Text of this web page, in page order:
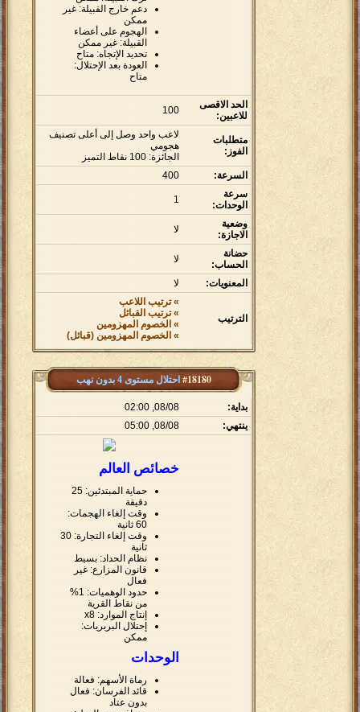
دعم خارج القبيلة: غير
ممكن
الهجوم على أعضاء
القبيلة: غير ممكن
تحديد الإتجاه: متاح
العودة بعد الإحتلال:
متاح
الحد الاقصى
للاعبين:
100
متطلبات
الفوز:
لاعب واحد وصل إلى أعلى تصنيف
هجومي
الجائزة: 100 نقاط التميز
السرعة:
400
سرعة
الوحدات:
1
وضعية
الاجازة:
لا
حضانة
الحساب:
لا
المعنويات: لا
الترتيب
» ترتيب اللاعب
» ترتيب القبائل
» الخصوم المهزومين
» الخصوم المهزومين (قبائل)
#18180 احتلال مستوى 4 بدون نهب
بداية:
08/08, 02:00
ينتهي:
08/08, 05:00
خصائص العالم
حماية المبتدئين: 25
دقيقة
وقت إلغاء الهجمات:
60 ثانية
وقت إلغاء التجارة: 30
ثانية
نظام الحداد: بسيط
قانون المزارع: غير
فعال
حدود الوهميات: 1%
من نقاط القرية
إنتاج الموارد: x8
إحتلال البربريات:
ممكن
الوحدات
رماة الأسهم: فعالة
قائد الفرسان: فعال
بدون عتاد